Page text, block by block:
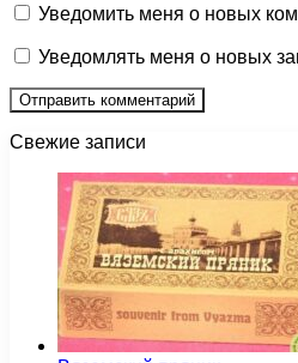
Уведомить меня о новых
Уведомлять меня о новых
Свежие записи